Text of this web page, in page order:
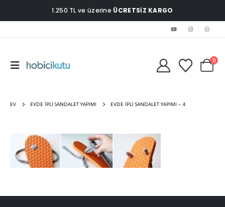
1.250 TL ve üzerine ÜCRETSİZ KARGO
0
EV EVDE İPLI SANDALET YAPIMI EVDE İPLI SANDALET YAPIMI – 4